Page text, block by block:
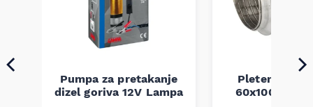
Pumpa za pretakanje
dizel goriva 12V Lampa
Pletenica
60x100